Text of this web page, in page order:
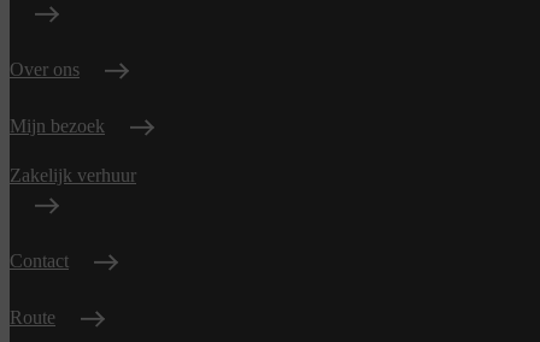
Over ons
Mijn bezoek
Zakelijk verhuur
Contact
Route